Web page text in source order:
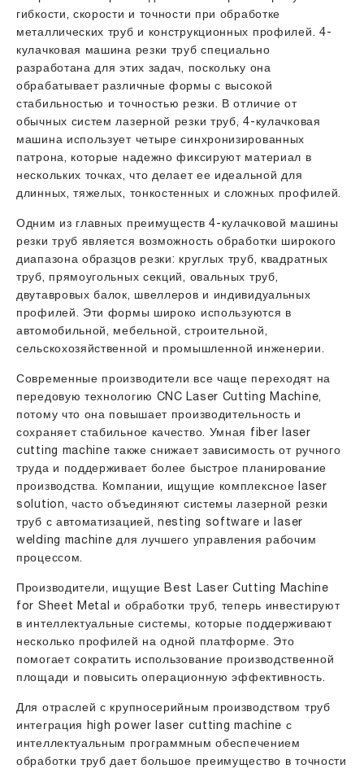
гибкости, скорости и точности при обработке
металлических труб и конструкционных профилей. 4-
кулачковая машина резки труб специально
разработана для этих задач, поскольку она
обрабатывает различные формы с высокой
стабильностью и точностью резки. В отличие от
обычных систем лазерной резки труб, 4-кулачковая
машина использует четыре синхронизированных
патрона, которые надежно фиксируют материал в
нескольких точках, что делает ее идеальной для
длинных, тяжелых, тонкостенных и сложных профилей.
Одним из главных преимуществ 4-кулачковой машины
резки труб является возможность обработки широкого
диапазона образцов резки: круглых труб, квадратных
труб, прямоугольных секций, овальных труб,
двутавровых балок, швеллеров и индивидуальных
профилей. Эти формы широко используются в
автомобильной, мебельной, строительной,
сельскохозяйственной и промышленной инженерии.
Современные производители все чаще переходят на
передовую технологию CNC Laser Cutting Machine,
потому что она повышает производительность и
сохраняет стабильное качество. Умная fiber laser
cutting machine также снижает зависимость от ручного
труда и поддерживает более быстрое планирование
производства. Компании, ищущие комплексное laser
solution, часто объединяют системы лазерной резки
труб с автоматизацией, nesting software и laser
welding machine для лучшего управления рабочим
процессом.
Производители, ищущие Best Laser Cutting Machine
for Sheet Metal и обработки труб, теперь инвестируют
в интеллектуальные системы, которые поддерживают
несколько профилей на одной платформе. Это
помогает сократить использование производственной
площади и повысить операционную эффективность.
Для отраслей с крупносерийным производством труб
интеграция high power laser cutting machine с
интеллектуальным программным обеспечением
обработки труб дает большое преимущество в точности